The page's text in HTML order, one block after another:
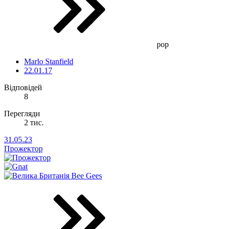
pop
Marlo Stanfield
22.01.17
Відповідей
8
Перегляди
2 тис.
31.05.23
Прожектор
Bee Gees